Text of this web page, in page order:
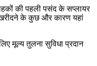
की पहली पसंद के सप्लायर
के कुछ और कारण यहां
मूल्य तुलना सुविधा प्रदान